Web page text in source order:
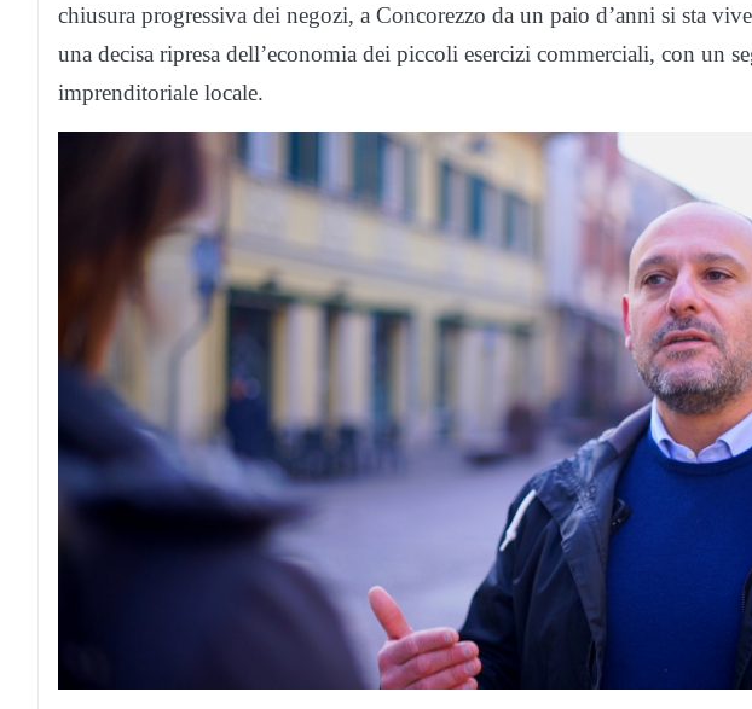
chiusura progressiva dei negozi, a Concorezzo da un paio d’anni si sta
una decisa ripresa dell’economia dei piccoli esercizi commerciali, con un
imprenditoriale locale.